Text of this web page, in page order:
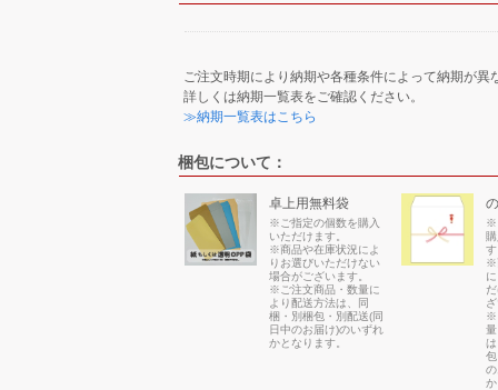
ご注文時期により納期や各種条件によって納期が異
詳しくは納期一覧表をご確認ください。
≫納期一覧表はこちら
梱包について：
卓上用無料袋
※ご指定の個数を購入
いただけます。
※商品や在庫状況によ
りお選びいただけない
場合がございます。
※ご注文商品・数量に
より配送方法は、同
梱・別梱包・別配送(同
日中のお届け)のいずれ
かとなります。
※
※
※